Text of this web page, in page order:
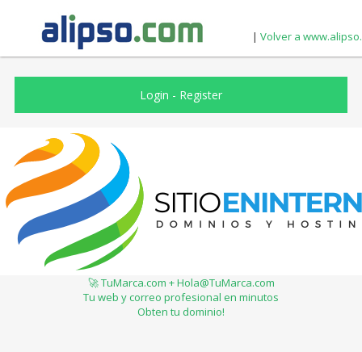
| Volver a
Login - Register
🚀 TuMarca.com + Hola@TuMarca.com
Tu web y correo profesional en minutos
Obten tu dominio!